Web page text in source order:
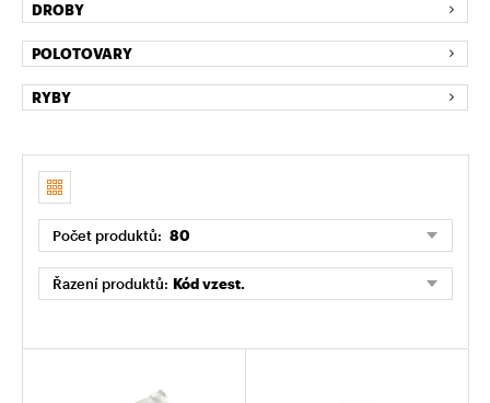
DROBY
POLOTOVARY
RYBY
Počet produktů: 80
Řazení produktů: Kód vzest.